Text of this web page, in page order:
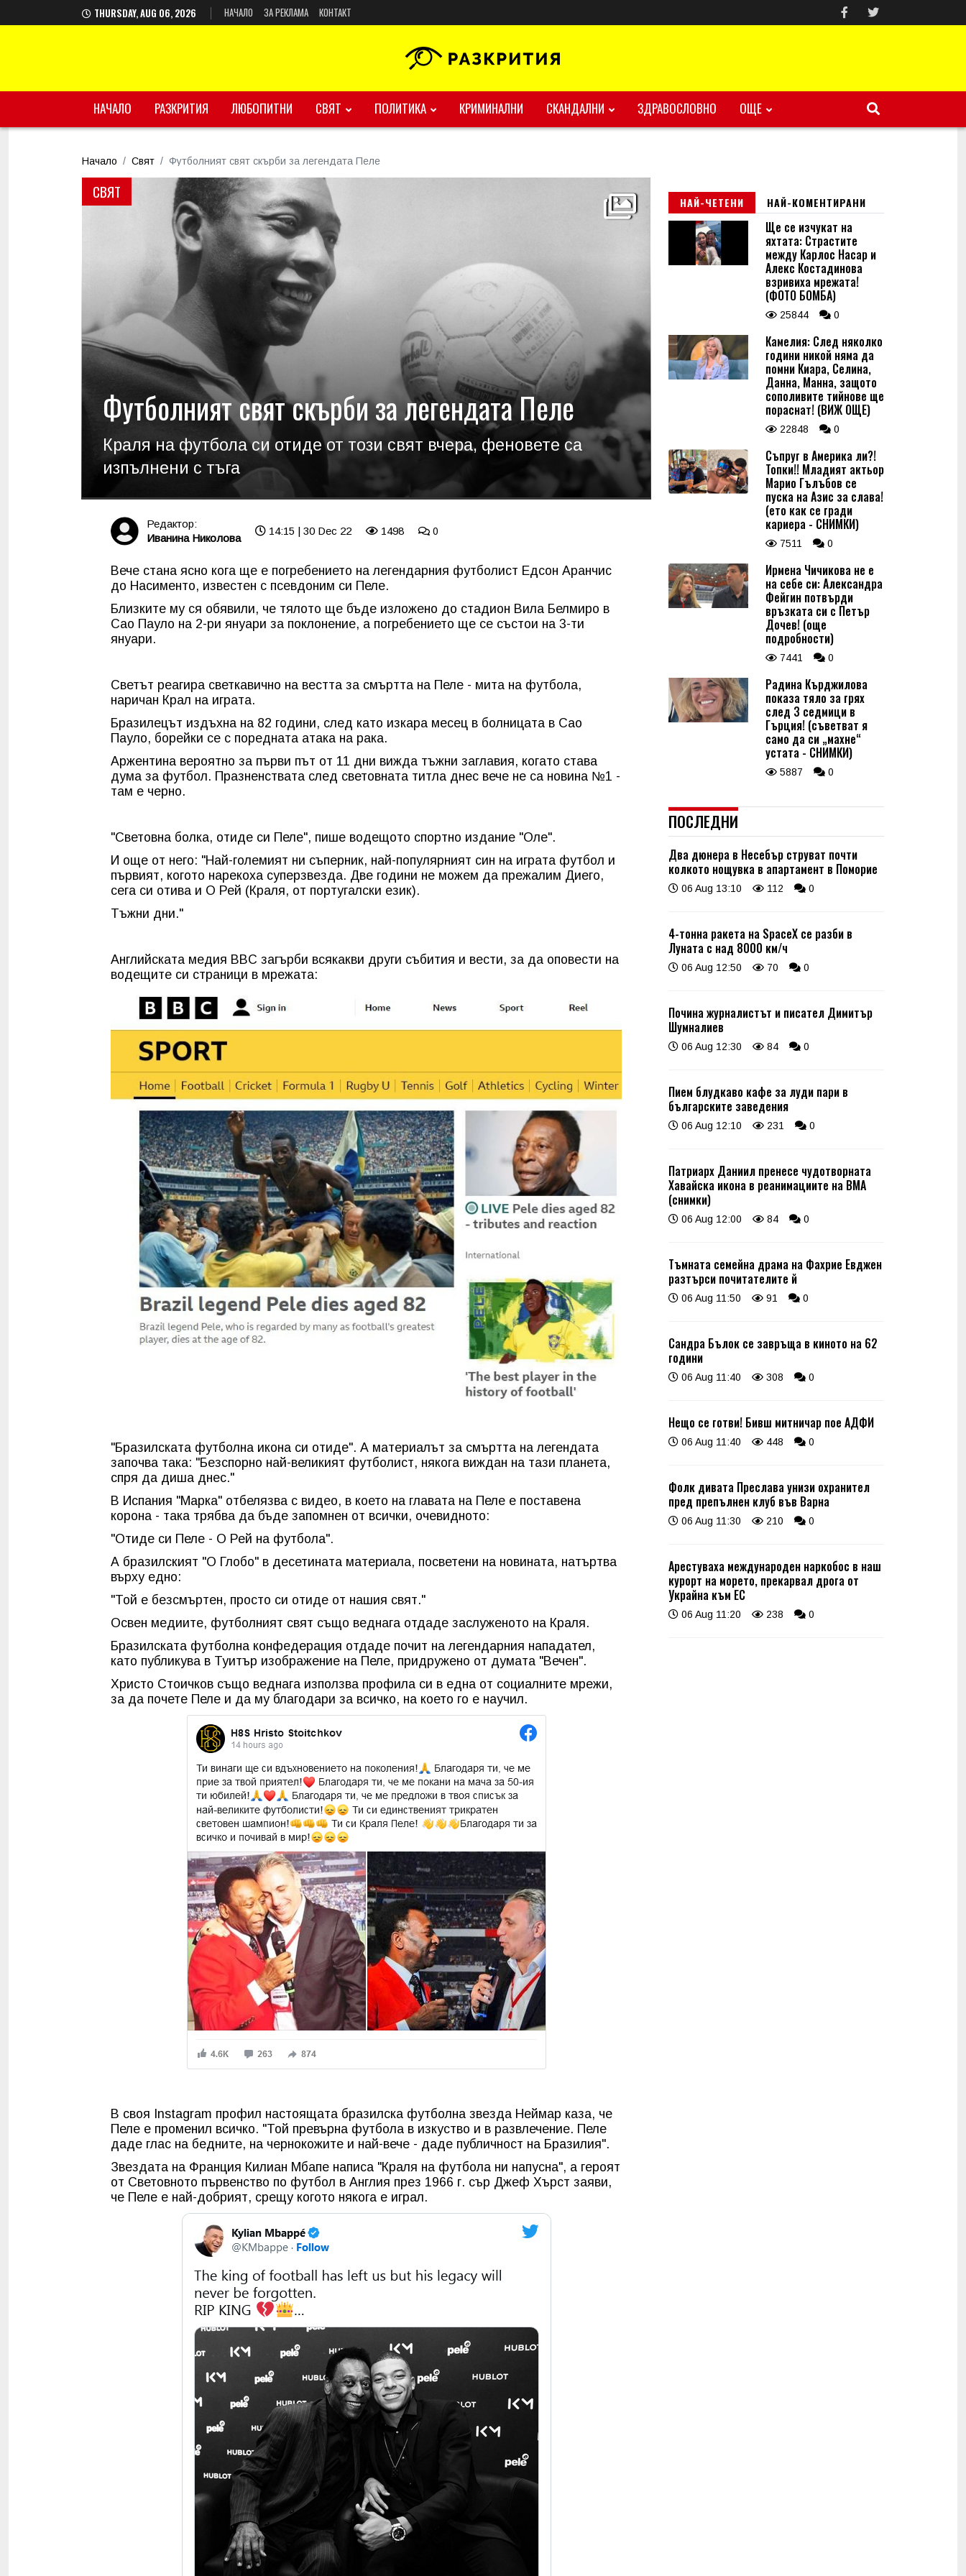
THURSDAY, AUG 06, 2026 НАЧАЛО ЗА РЕКЛАМА КОНТАКТ
НАЧАЛО РАЗКРИТИЯ ЛЮБОПИТНИ СВЯТ ПОЛИТИКА КРИМИНАЛНИ СКАНДАЛНИ ЗДРАВОСЛОВНО ОЩЕ
Начало Свят Футболният свят скърби за легендата Пеле
СВЯТ
Футболният свят скърби за легендата Пеле
Краля на футбола си отиде от този свят вчера, феновете са
изпълнени с тъга
Редактор:
Иванина Николова
14:15 | 30 Dec 22 1498 0
Вече стана ясно кога ще е погребението на легендарния футболист Едсон Аранчис
до Насименто, известен с псевдоним си Пеле.
Близките му ся обявили, че тялото ще бъде изложено до стадион Вила Белмиро в
Сао Пауло на 2-ри януари за поклонение, а погребението ще се състои на 3-ти
януари.
Светът реагира светкавично на вестта за смъртта на Пеле - мита на футбола,
наричан Крал на играта.
Бразилецът издъхна на 82 години, след като изкара месец в болницата в Сао
Пауло, борейки се с поредната атака на рака.
Аржентина вероятно за първи път от 11 дни вижда тъжни заглавия, когато става
дума за футбол. Празненствата след световната титла днес вече не са новина №1 -
там е черно.
"Световна болка, отиде си Пеле", пише водещото спортно издание "Оле".
И още от него: "Най-големият ни съперник, най-популярният син на играта футбол и
първият, когото нарекоха суперзвезда. Две години не можем да прежалим Диего,
сега си отива и О Рей (Краля, от португалски език).
Тъжни дни."
Английската медия BBC загърби всякакви други събития и вести, за да оповести на
водещите си страници в мрежата:
"Бразилската футболна икона си отиде". А материалът за смъртта на легендата
започва така: "Безспорно най-великият футболист, някога виждан на тази планета,
спря да диша днес."
В Испания "Марка" отбелязва с видео, в което на главата на Пеле е поставена
корона - така трябва да бъде запомнен от всички, очевидното:
"Отиде си Пеле - О Рей на футбола".
А бразилският "О Глобо" в десетината материала, посветени на новината, натъртва
върху едно:
"Той е безсмъртен, просто си отиде от нашия свят."
Освен медиите, футболният свят също веднага отдаде заслуженото на Краля.
Бразилската футболна конфедерация отдаде почит на легендарния нападател,
като публикува в Туитър изображение на Пеле, придружено от думата "Вечен".
Христо Стоичков също веднага използва профила си в една от социалните мрежи,
за да почете Пеле и да му благодари за всичко, на което го е научил.
В своя Instagram профил настоящата бразилска футболна звезда Неймар каза, че
Пеле е променил всичко. "Той превърна футбола в изкуство и в развлечение. Пеле
даде глас на бедните, на чернокожите и най-вече - даде публичност на Бразилия".
Звездата на Франция Килиан Мбапе написа "Краля на футбола ни напусна", а героят
от Световното първенство по футбол в Англия през 1966 г. сър Джеф Хърст заяви,
че Пеле е най-добрият, срещу когото някога е играл.
НАЙ-ЧЕТЕНИ НАЙ-КОМЕНТИРАНИ
Ще се изчукат на
яхтата: Страстите
между Карлос Насар и
Алекс Костадинова
взривиха мрежата!
(ФОТО БОМБА)
25844 0
Камелия: След няколко
години никой няма да
помни Киара, Селина,
Данна, Манна, защото
сополивите тийнове ще
пораснат! (ВИЖ ОЩЕ)
22848 0
Съпруг в Америка ли?!
Топки!! Младият актьор
Марио Гълъбов се
пуска на Азис за слава!
(ето как се гради
кариера - СНИМКИ)
7511 0
Ирмена Чичикова не е
на себе си: Александра
Фейгин потвърди
връзката си с Петър
Дочев! (още
подробности)
7441 0
Радина Кърджилова
показа тяло за грях
след 3 седмици в
Гърция! (съветват я
само да си „махне“
устата - СНИМКИ)
5887 0
ПОСЛЕДНИ
Два дюнера в Несебър струват почти
колкото нощувка в апартамент в Поморие
06 Aug 13:10 112 0
4-тонна ракета на SpaceX се разби в
Луната с над 8000 км/ч
06 Aug 12:50 70 0
Почина журналистът и писател Димитър
Шумналиев
06 Aug 12:30 84 0
Пием блудкаво кафе за луди пари в
българските заведения
06 Aug 12:10 231 0
Патриарх Даниил пренесе чудотворната
Хавайска икона в реанимациите на ВМА
(снимки)
06 Aug 12:00 84 0
Тъмната семейна драма на Фахрие Евджен
разтърси почитателите й
06 Aug 11:50 91 0
Сандра Бълок се завръща в киното на 62
години
06 Aug 11:40 308 0
Нещо се готви! Бивш митничар пое АДФИ
06 Aug 11:40 448 0
Фолк дивата Преслава унизи охранител
пред препълнен клуб във Варна
06 Aug 11:30 210 0
Арестуваха международен наркобос в наш
курорт на морето, прекарвал дрога от
Украйна към ЕС
06 Aug 11:20 238 0